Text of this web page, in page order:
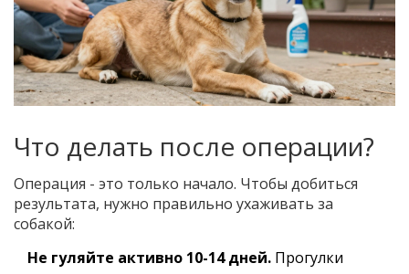
Что делать после операции?
Операция - это только начало. Чтобы добиться
результата, нужно правильно ухаживать за
собакой:
Не гуляйте активно 10-14 дней. Прогулки